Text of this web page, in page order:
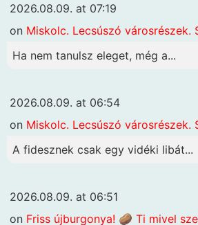
2026.08.09. at 07:19
on Miskolc. Lecsúszó városrészek.
Ha nem tanulsz eleget, még a...
2026.08.09. at 06:54
on Miskolc. Lecsúszó városrészek.
A fidesznek csak egy vidéki libát...
2026.08.09. at 06:51
on Friss újburgonya! 🥔 Ti mivel